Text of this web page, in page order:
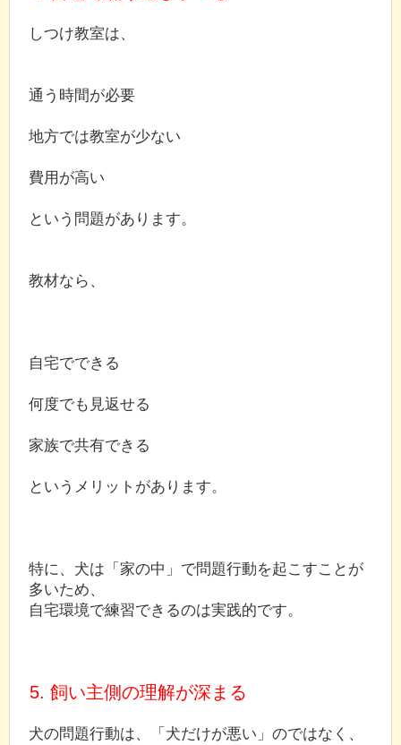
しつけ教室は、
通う時間が必要
地方では教室が少ない
費用が高い
という問題があります。
教材なら、
自宅でできる
何度でも見返せる
家族で共有できる
というメリットがあります。
特に、犬は「家の中」で問題行動を起こすことが
多いため、
自宅環境で練習できるのは実践的です。
5. 飼い主側の理解が深まる
犬の問題行動は、「犬だけが悪い」のではなく、